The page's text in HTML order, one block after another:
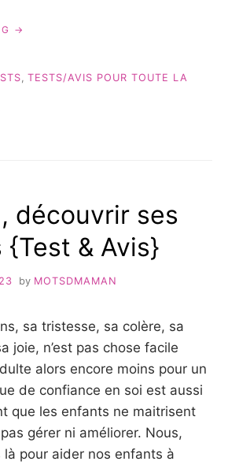
« MON
L’ENCEINTE
AVIS
2023 »
TESTS/AVIS POUR TOUTE LA
PARTY
NANO
DE
BIGBEN
TEST
2023
découvrir ses
& Avis}
by MOTSDMAMAN
sa tristesse, sa colère, sa
joie, n’est pas chose facile
alors encore moins pour un
de confiance en soi est aussi
que les enfants ne maitrisent
gérer ni améliorer. Nous,
là pour aider nos enfants à